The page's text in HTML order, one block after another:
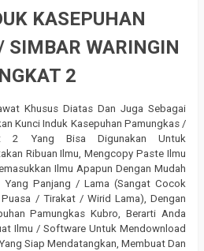
KASEPUHAN
SIMBAR WARINGIN
2
Khusus Diatas Dan Juga Sebagai
Kunci Induk Kasepuhan Pamungkas /
2 Yang Bisa Digunakan Untuk
Ribuan Ilmu, Mengcopy Paste Ilmu
Ilmu Apapun Dengan Mudah
Panjang / Lama (Sangat Cocok
/ Tirakat / Wirid Lama), Dengan
Pamungkas Kubro, Berarti Anda
Ilmu / Software Untuk Mendownload
Siap Mendatangkan, Membuat Dan